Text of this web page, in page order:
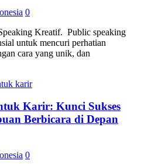
0
Kreatif. Public speaking
untuk mencuri perhatian
cara yang unik, dan
Karir: Kunci Sukses
Berbicara di Depan
0